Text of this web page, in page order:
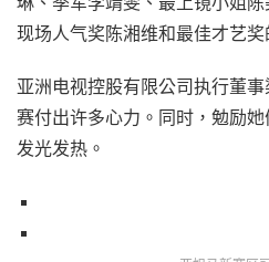
现场人气奖陈湘维和最佳才艺奖
亚洲电视控股有限公司执行董
赛付出许多心力。同时，勉励
发光发热。